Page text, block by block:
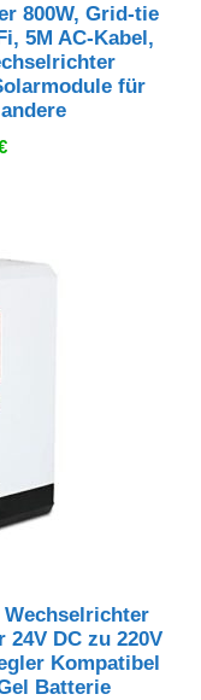
800W, Grid-tie
5M AC-Kabel,
für
Aktueller
Wechselrichter
DC zu 220V
Kompatibel
Batterie